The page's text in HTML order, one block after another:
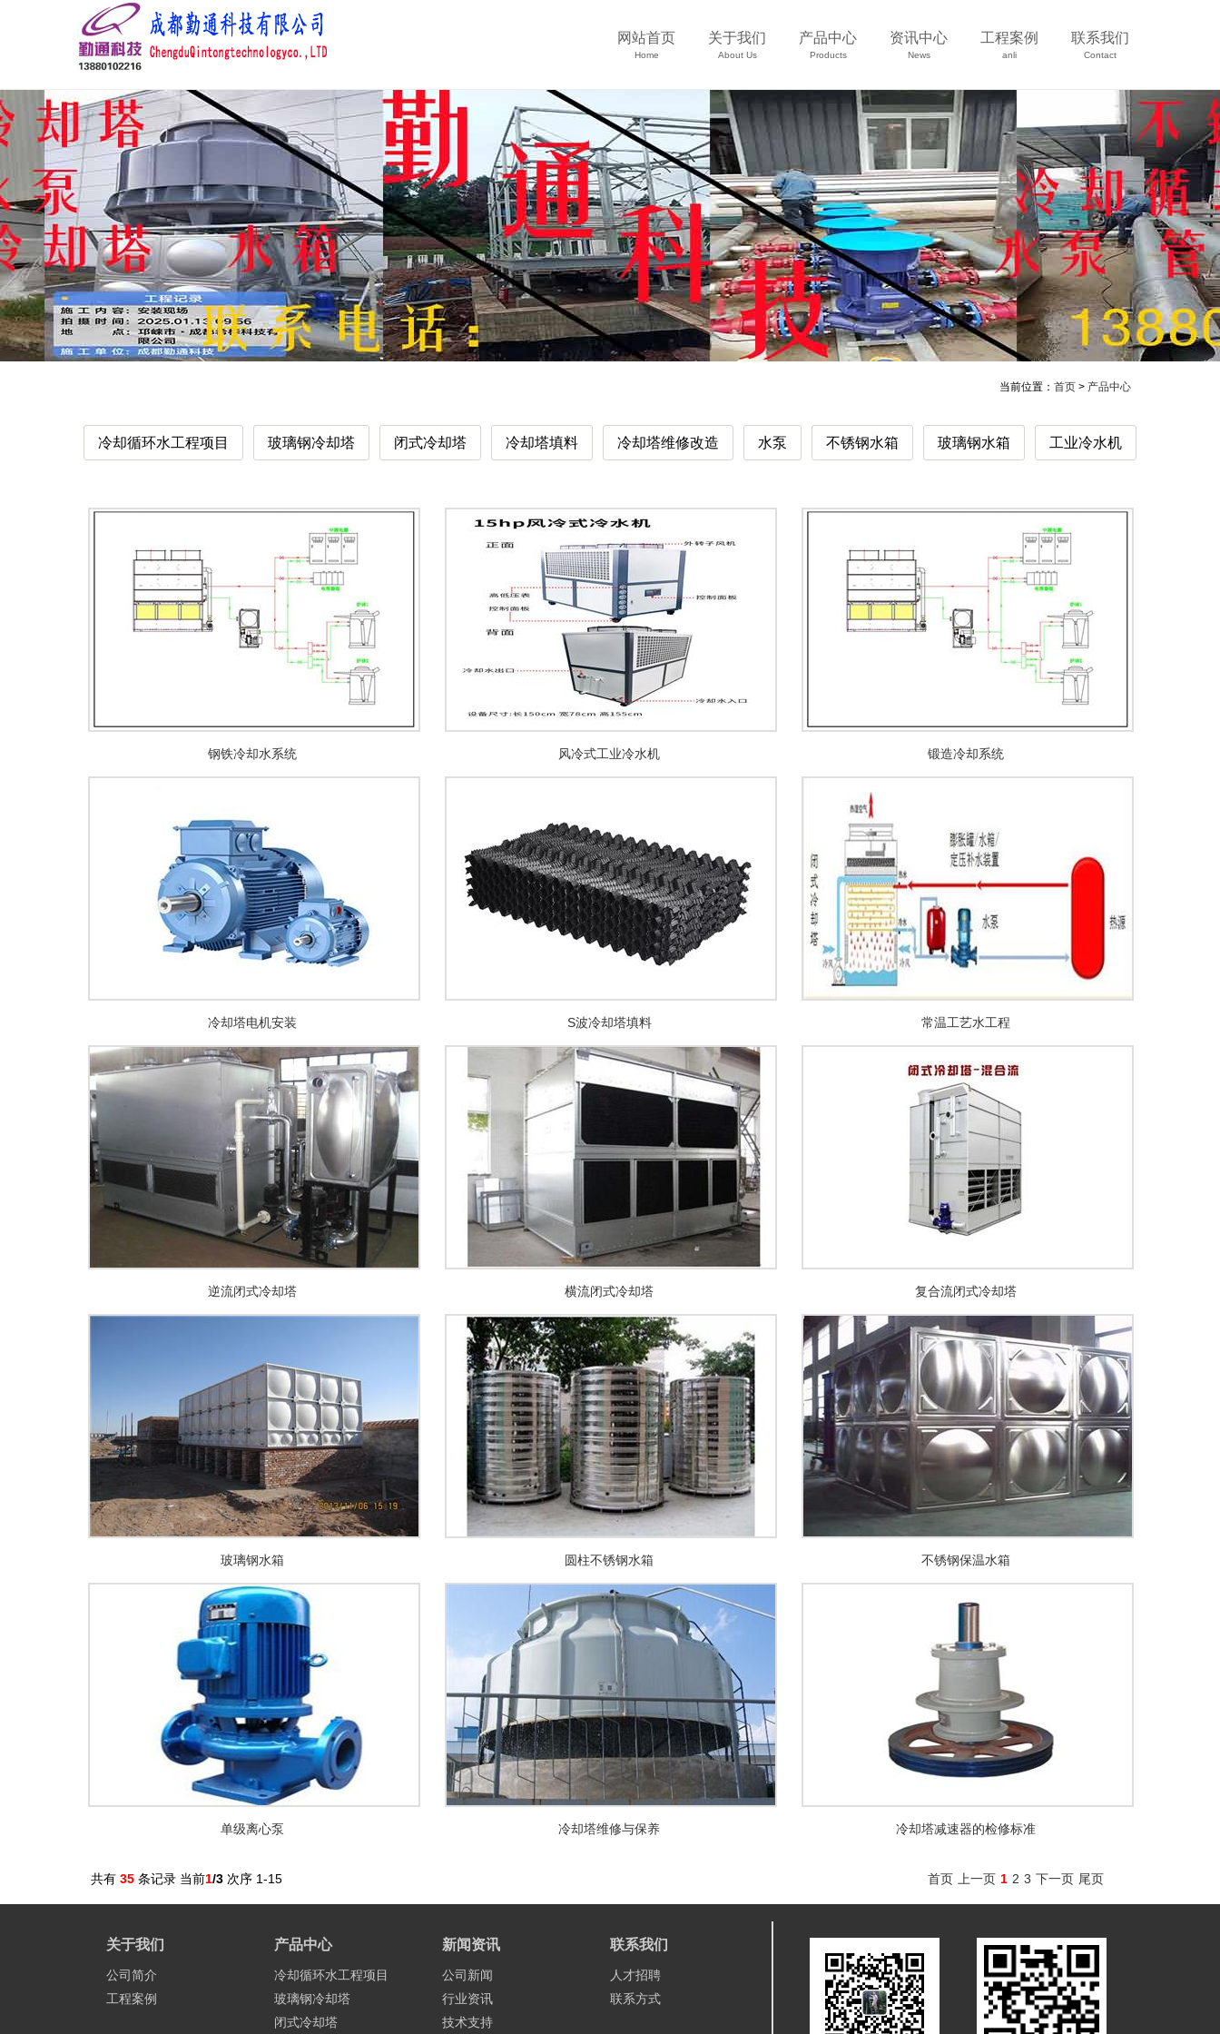
网站首页
Home
关于我们
About Us
产品中心
Products
资讯中心
News
工程案例
anli
联系我们
Contact
当前位置： 首页 > 产品中心
冷却循环水工程项目 玻璃钢冷却塔 闭式冷却塔 冷却塔填料 冷却塔维修改造 水泵 不锈钢水箱 玻璃钢水箱 工业冷水机
钢铁冷却水系统 风冷式工业冷水机 锻造冷却系统
冷却塔电机安装 S波冷却塔填料 常温工艺水工程
逆流闭式冷却塔 横流闭式冷却塔 复合流闭式冷却塔
玻璃钢水箱 圆柱不锈钢水箱 不锈钢保温水箱
单级离心泵 冷却塔维修与保养 冷却塔减速器的检修标准
共有 35条记录 当前1/3次序 1-15 首页 上一页 1 2 3 下一页 尾页
关于我们
公司简介
工程案例
产品中心
冷却循环水工程项目
玻璃钢冷却塔
闭式冷却塔
新闻资讯
公司新闻
行业资讯
技术支持
联系我们
人才招聘
联系方式